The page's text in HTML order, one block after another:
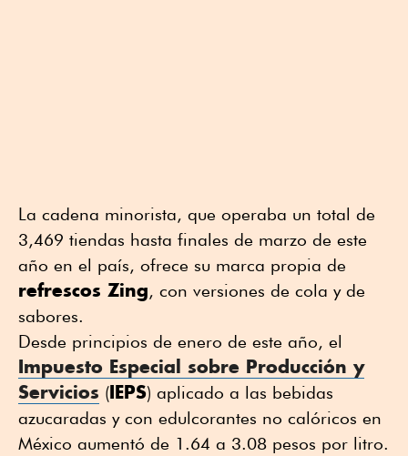
La cadena minorista, que operaba un total de
3,469 tiendas hasta finales de marzo de este
año en el país, ofrece su marca propia de
refrescos Zing, con versiones de cola y de
sabores.
Desde principios de enero de este año, el
Impuesto Especial sobre Producción y
Servicios (IEPS) aplicado a las bebidas
azucaradas y con edulcorantes no calóricos en
México aumentó de 1.64 a 3.08 pesos por litro.